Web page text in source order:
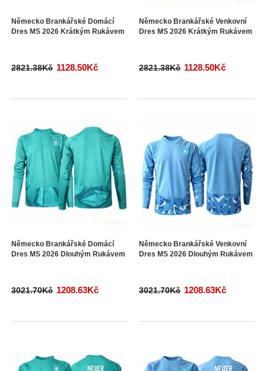
Německo Brankářské Domácí
Dres MS 2026 Krátkým Rukávem
2821.38Kč 1128.50Kč
Německo Brankářské Venkovní
Dres MS 2026 Krátkým Rukávem
2821.38Kč 1128.50Kč
Německo Brankářské Domácí
Dres MS 2026 Dlouhým Rukávem
3021.70Kč 1208.63Kč
Německo Brankářské Venkovní
Dres MS 2026 Dlouhým Rukávem
3021.70Kč 1208.63Kč